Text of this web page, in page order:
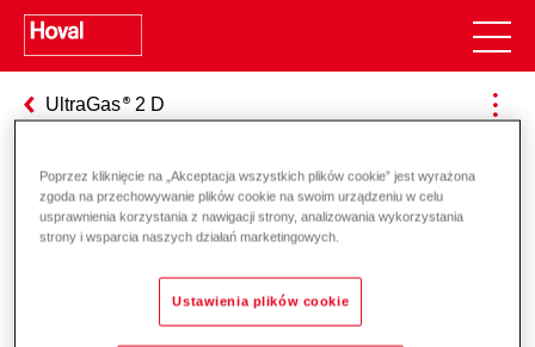
UltraGas 2 D
Odpowiedzialność za energię i
Poprzez kliknięcie na „Akceptacja wszystkich plików cookie” jest wyrażona
zgoda na przechowywanie plików cookie na swoim urządzeniu w celu
usprawnienia korzystania z nawigacji strony, analizowania wykorzystania
strony i wsparcia naszych działań marketingowych.
Ustawienia plików cookie